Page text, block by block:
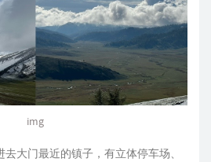
img
大门最近的镇子，有立体停车场、